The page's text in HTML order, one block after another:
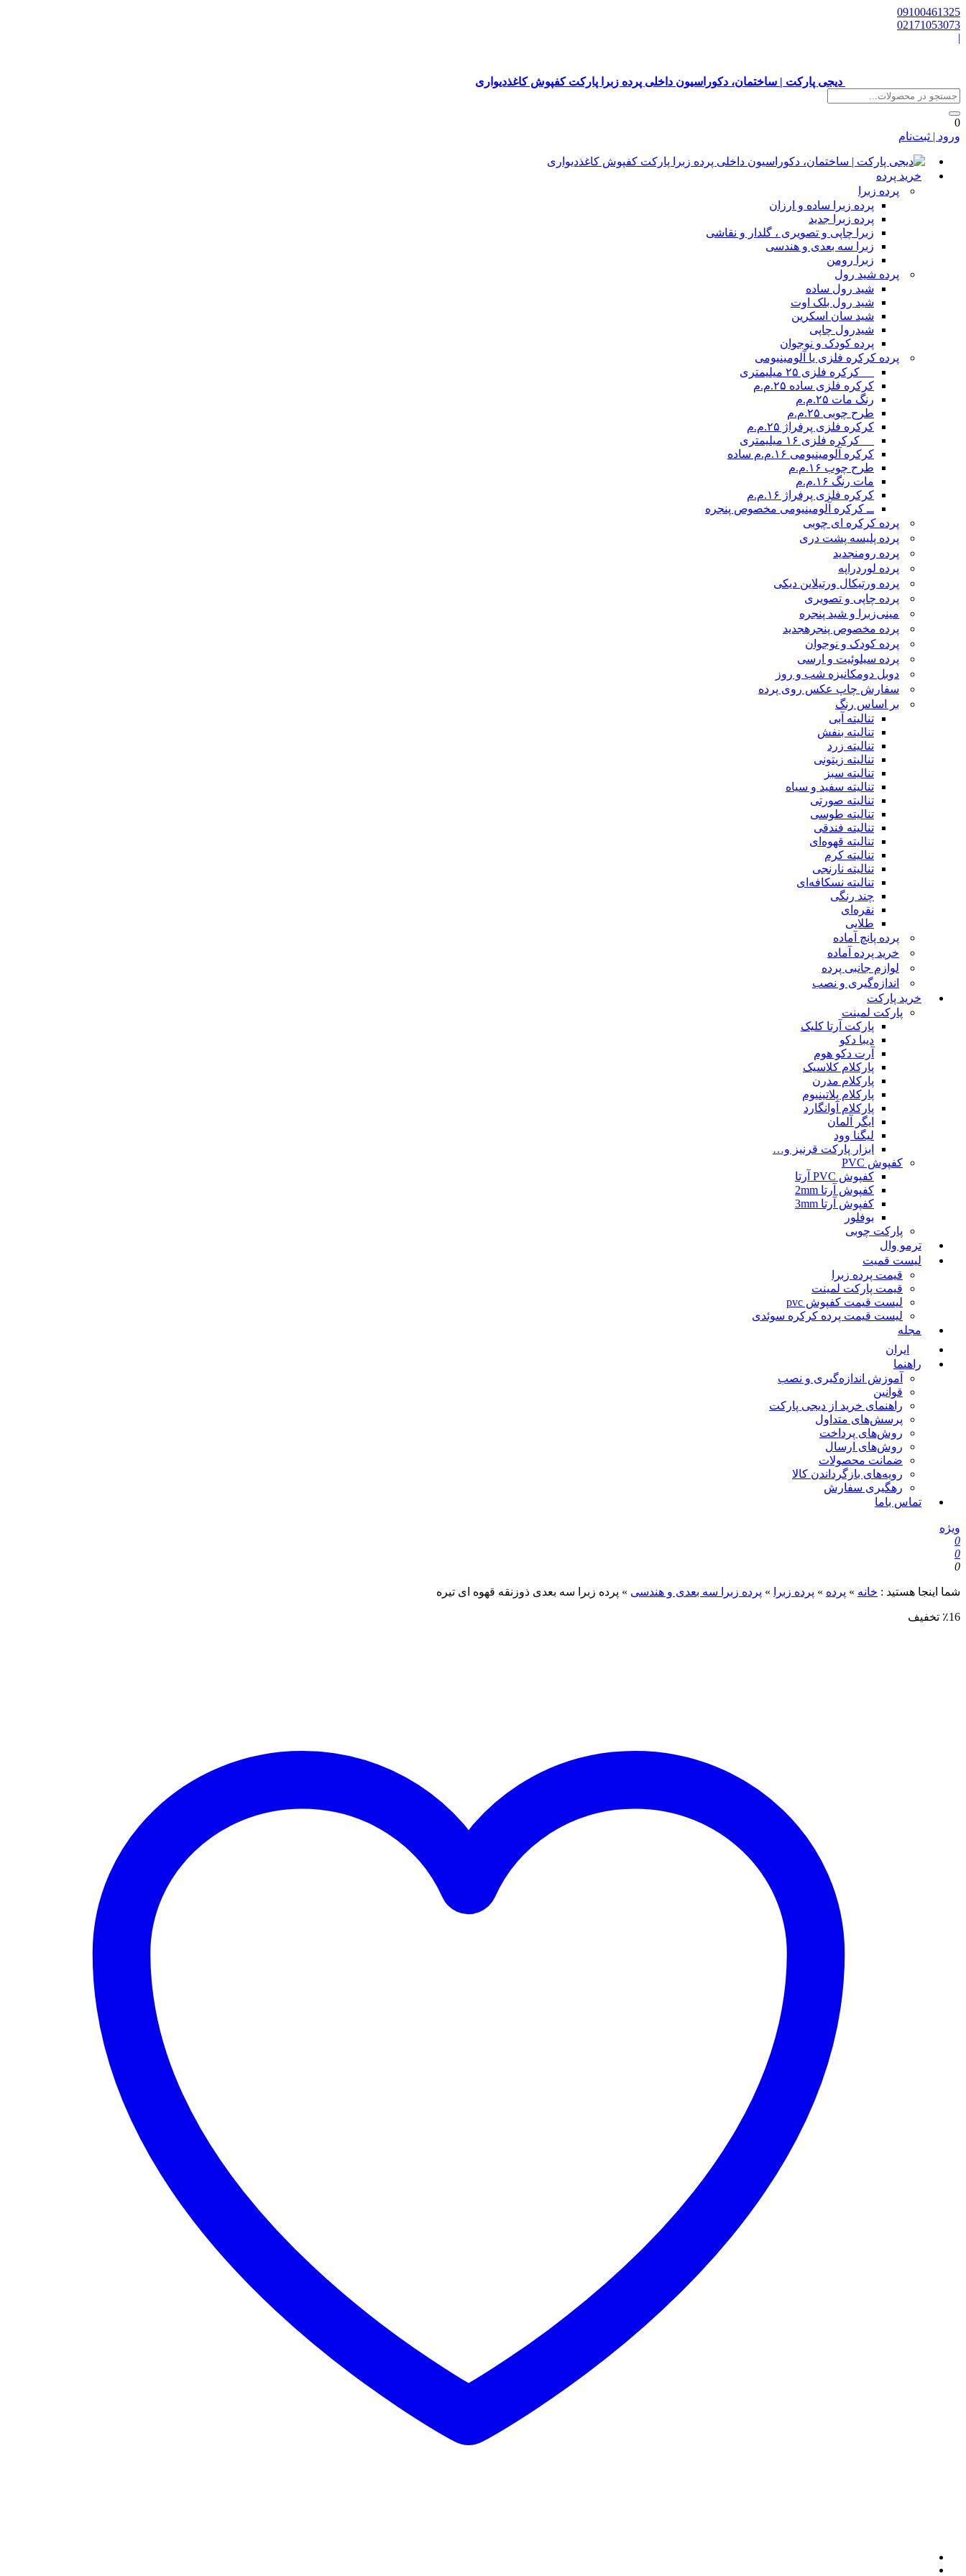
09100461325
02171053073
|
دیجی پارکت | ساختمان، دکوراسیون داخلی پرده زبرا پارکت کفپوش کاغذدیواری
0
ورود | ثبت‌نام
خرید پرده
پرده زبرا
پرده زبرا ساده و ارزان
پرده زبرا جدید
زبرا چاپی و تصویری ، گلدار و نقاشی
زبرا سه بعدی و هندسی
زبرا رومن
پرده شید رول
شید رول ساده
شید رول بلک اوت
شید سان اسکرین
شیدرول چاپی
پرده کودک و نوجوان
پرده کرکره فلزی یا آلومینیومی
__ کرکره فلزی ۲۵ میلیمتری
کرکره فلزی ساده ۲۵.م.م
رنگ مات ۲۵.م.م
طرح چوبی ۲۵.م.م
کرکره فلزی پرفراژ ۲۵.م.م
__ کرکره فلزی ۱۶ میلیمتری
کرکره آلومینیومی ۱۶.م.م ساده
طرح چوب ۱۶.م.م
مات رنگ ۱۶.م.م
کرکره فلزی پرفراژ ۱۶.م.م
ــ کرکره آلومینیومی مخصوص پنجره
پرده کرکره ای چوبی
پرده پلیسه پشت دری
پرده رومنجدید
پرده لوردراپه
پرده ورتیکال ورتیلاین دیکی
پرده چاپی و تصویری
مینی‌زبرا و شید پنجره
پرده مخصوص پنجرهجدید
پرده کودک و نوجوان
پرده سیلوئیت و ارسی
دوبل دومکانیزه شب و روز
سفارش چاپ عکس روی پرده
بر اساس رنگ
تنالیته آبی
تنالیته بنفش
تنالیته زرد
تنالیته زیتونی
تنالیته سبز
تنالیته سفید و سیاه
تنالیته صورتی
تنالیته طوسی
تنالیته فندقی
تنالیته قهوه‌ای
تنالیته کرم
تنالیته نارنجی
تنالیته نسکافه‌ای
چند رنگی
نقره‌ای
طلایی
پرده پانچ آماده
خرید پرده آماده
لوازم جانبی پرده
اندازه‌گیری و نصب
خرید پارکت
پارکت لمینت
پارکت آرتا کلیک
دیبا دکو
آرت دکو هوم
پارکلام کلاسیک
پارکلام مدرن
پارکلام پلاتینیوم
پارکلام آوانگارد
ایگر آلمان
لیگنا وود
ابزار پارکت قرنیز و…
کفپوش PVC
کفپوش PVC آرتا
کفپوش آرتا 2mm
کفپوش آرتا 3mm
بوفلور
پارکت چوبی
ترمو وال
لیست قمیت
قیمت پرده زبرا
قیمت پارکت لمینت
لیست قیمت کفپوش pvc
لیست قیمت پرده کرکره سوئدی
مجله
ایران
راهنما
آموزش اندازه‌گیری و نصب
قوانین
راهنمای خرید از دیجی پارکت
پرسش‌های متداول
روش‌های پرداخت
روش‌های ارسال
ضمانت محصولات
رویه‌های بازگرداندن کالا
رهگیری سفارش
تماس باما
ویژه
0
0
0
شما اینجا هستید : خانه » پرده » پرده زبرا » پرده زبرا سه بعدی و هندسی » پرده زبرا سه بعدی ذوزنقه قهوه ای تیره
٪16 تخفیف